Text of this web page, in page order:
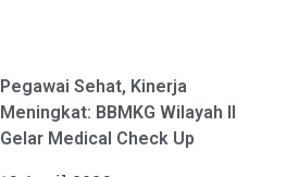
Pegawai Sehat, Kinerja
Meningkat: BBMKG Wilayah II
Gelar Medical Check Up